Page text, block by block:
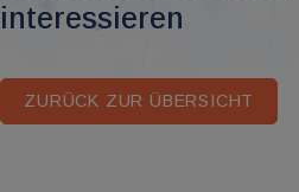
interessieren
ZURÜCK ZUR ÜBERSICHT